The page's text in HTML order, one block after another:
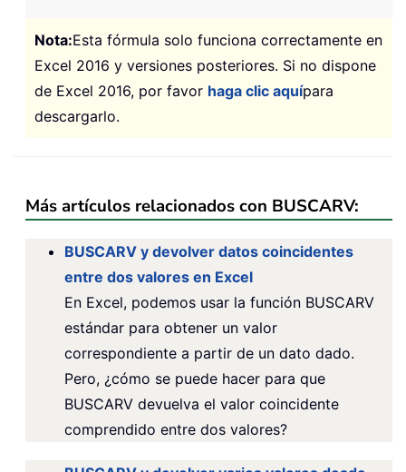
Nota:Esta fórmula solo funciona correctamente en
Excel 2016 y versiones posteriores. Si no dispone
de Excel 2016, por favor haga clic aquípara
descargarlo.
Más artículos relacionados con BUSCARV:
BUSCARV y devolver datos coincidentes
entre dos valores en Excel
En Excel, podemos usar la función BUSCARV
estándar para obtener un valor
correspondiente a partir de un dato dado.
Pero, ¿cómo se puede hacer para que
BUSCARV devuelva el valor coincidente
comprendido entre dos valores?